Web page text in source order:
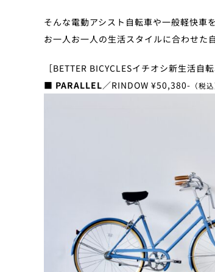
そんな電動アシスト自転車や一般軽快車
お一人お一人の生活スタイルに合わせた
［BETTER BICYCLESイチオシ新生活自転
■ PARALLEL／RINDOW ¥50,380- （税込